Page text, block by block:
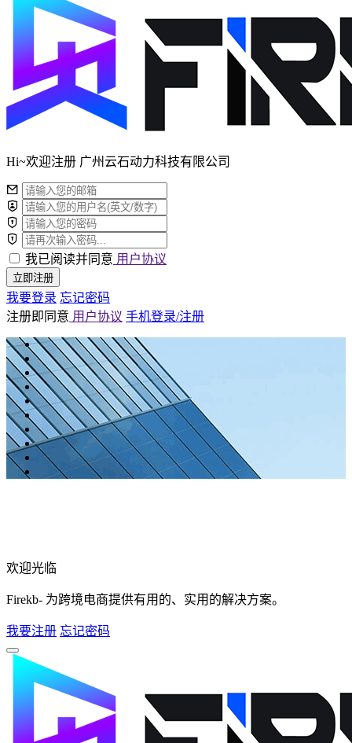
Hi~欢迎注册 广州云石动力科技有限公司
我已阅读并同意 用户协议
立即注册
我要登录 忘记密码
注册即同意 用户协议 手机登录/注册
欢迎光临
Firekb- 为跨境电商提供有用的、实用的解决方案。
我要注册 忘记密码